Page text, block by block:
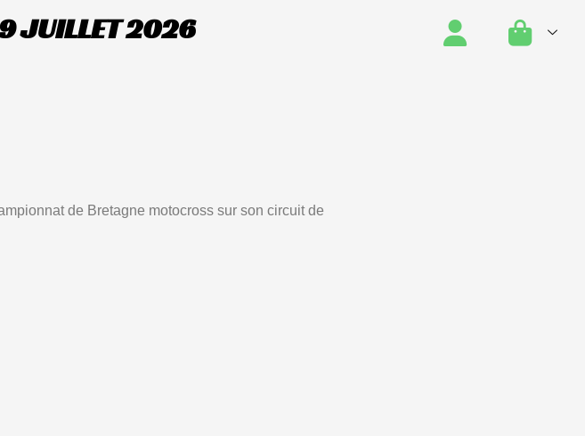
JUILLET 2026
de Bretagne motocross sur son circuit de